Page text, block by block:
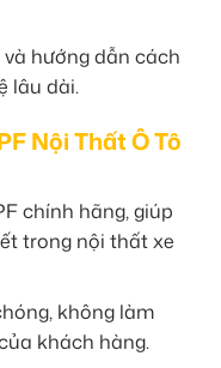
hướng dẫn cách
lâu dài.
Nội Thất Ô Tô
chính hãng, giúp
trong nội thất xe
không làm
khách hàng.